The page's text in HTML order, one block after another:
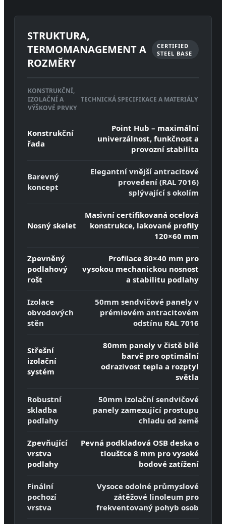
STRUKTURA,
TERMOMANAGEMENT A
ROZMĚRY
CERTIFIED
STEEL BASE
KONSTRUKČNÍ,
IZOLAČNÍ A
VÝŠKOVÉ PRVKY
TECHNICKÁ SPECIFIKACE A MATERIÁLY
Konstrukční
řada
Point Hub – maximální
univerzálnost, funkčnost a
provozní stabilita
Barevný
koncept
Elegantní vnější antracitové
provedení (RAL 7016)
splývající s okolím
Nosný skelet
Masivní certifikovaná ocelová
konstrukce, lakované profily
120×60 mm
Zpevněný
podlahový
rošt
Profilace 80×40 mm pro
vysokou mechanickou nosnost
a stabilitu podlahy
Izolace
obvodových
stěn
50mm sendvičové panely v
prémiovém antracitovém
odstínu RAL 7016
Střešní
izolační
systém
80mm panely v čistě bílé
barvě pro optimální
odrazivost tepla a rozptyl
světla
Robustní
skladba
podlahy
50mm izolační sendvičové
panely zamezující prostupu
chladu od země
Zpevňující
vrstva
podlahy
Pevná podkladová OSB deska o
tloušťce 8 mm pro vysoké
bodové zatížení
Finální
pochozí
vrstva
Vysoce odolné průmyslové
zátěžové linoleum pro
frekventovaný pohyb osob